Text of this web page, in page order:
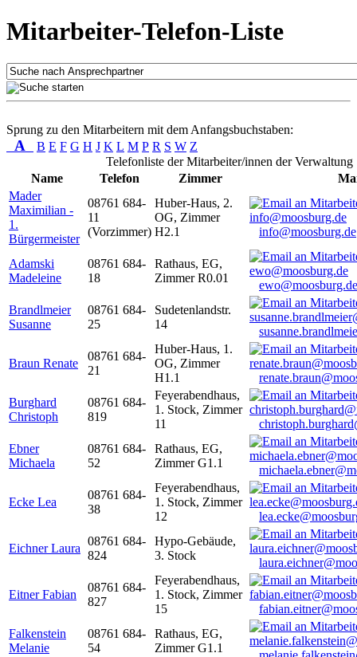
Mitarbeiter-Telefon-Liste
Sprung zu den Mitarbeitern mit dem Anfangsbuchstaben:
A B E F G H J K L M P R S W Z
Telefonliste der Mitarbeiter/innen der Verwaltung
Name
Telefon Zimmer
Mader
Maximilian -
1.
Bürgermeister
08761 684-
11
(Vorzimmer)
Huber-Haus, 2.
OG, Zimmer
H2.1
info@moosburg.de
Adamski
Madeleine
08761 684-
18
Rathaus, EG,
Zimmer R0.01
ewo@moosburg.de
Brandlmeier
Susanne
08761 684-
25
Sudetenlandstr.
14
Braun Renate
08761 684-
21
Huber-Haus, 1.
OG, Zimmer
H1.1
Burghard
Christoph
08761 684-
819
Feyerabendhaus,
1. Stock, Zimmer
11
Ebner
Michaela
08761 684-
52
Rathaus, EG,
Zimmer G1.1
Ecke Lea
08761 684-
38
Feyerabendhaus,
1. Stock, Zimmer
12
Eichner Laura
08761 684-
824
Hypo-Gebäude,
3. Stock
Eitner Fabian
08761 684-
827
Feyerabendhaus,
1. Stock, Zimmer
15
Falkenstein
Melanie
08761 684-
54
Rathaus, EG,
Zimmer G1.1